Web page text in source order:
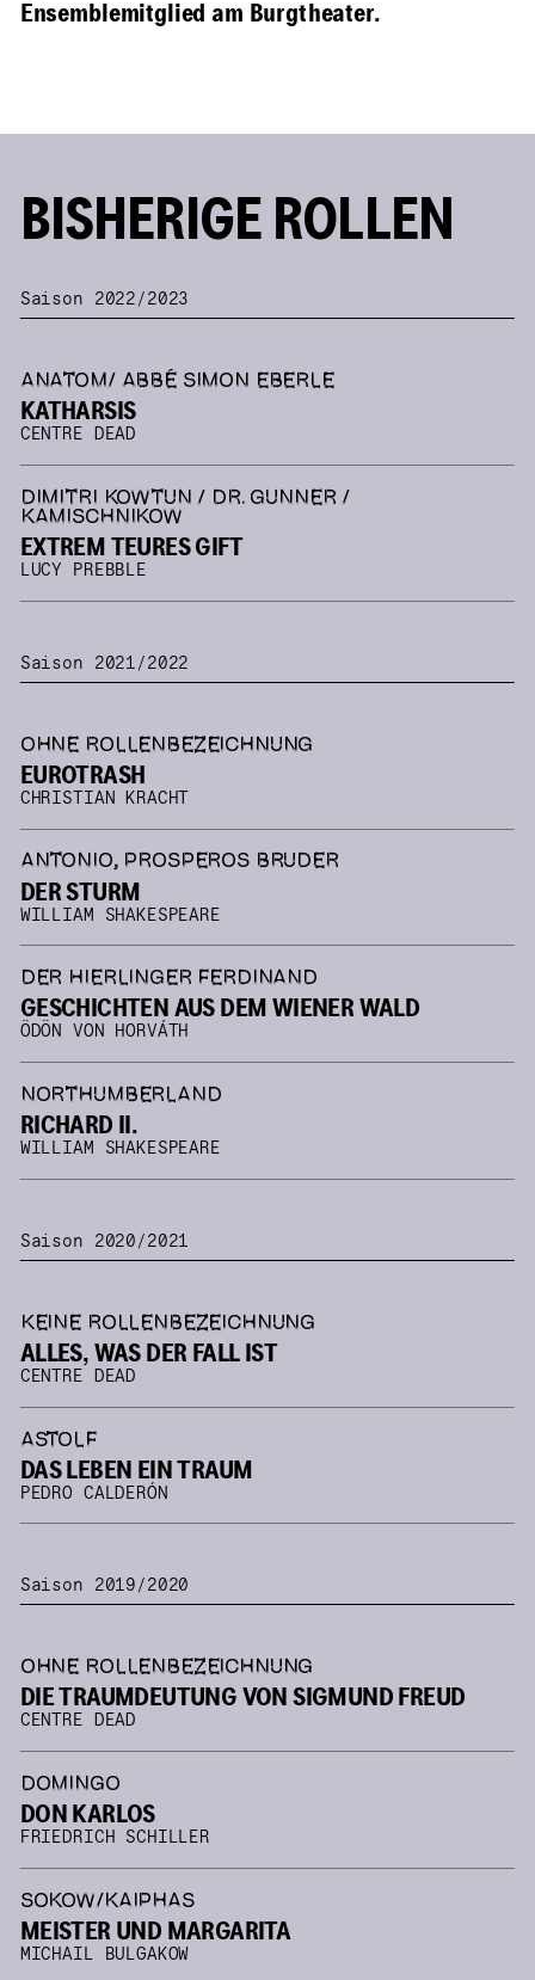
Ensemblemitglied am Burgtheater.
BISHERIGE ROLLEN
Saison 2022/2023
ANATOM/ ABBÉ SIMON EBERLE
KATHARSIS
CENTRE DEAD
DIMITRI KOWTUN / DR. GUNNER /
KAMISCHNIKOW
EXTREM TEURES GIFT
LUCY PREBBLE
Saison 2021/2022
OHNE ROLLENBEZEICHNUNG
EUROTRASH
CHRISTIAN KRACHT
ANTONIO, PROSPEROS BRUDER
DER STURM
WILLIAM SHAKESPEARE
DER HIERLINGER FERDINAND
GESCHICHTEN AUS DEM WIENER WALD
ÖDÖN VON HORVÁTH
NORTHUMBERLAND
RICHARD II.
WILLIAM SHAKESPEARE
Saison 2020/2021
KEINE ROLLENBEZEICHNUNG
ALLES, WAS DER FALL IST
CENTRE DEAD
ASTOLF
DAS LEBEN EIN TRAUM
PEDRO CALDERÓN
Saison 2019/2020
OHNE ROLLENBEZEICHNUNG
DIE TRAUMDEUTUNG VON SIGMUND FREUD
CENTRE DEAD
DOMINGO
DON KARLOS
FRIEDRICH SCHILLER
SOKOW/KAIPHAS
MEISTER UND MARGARITA
MICHAIL BULGAKOW